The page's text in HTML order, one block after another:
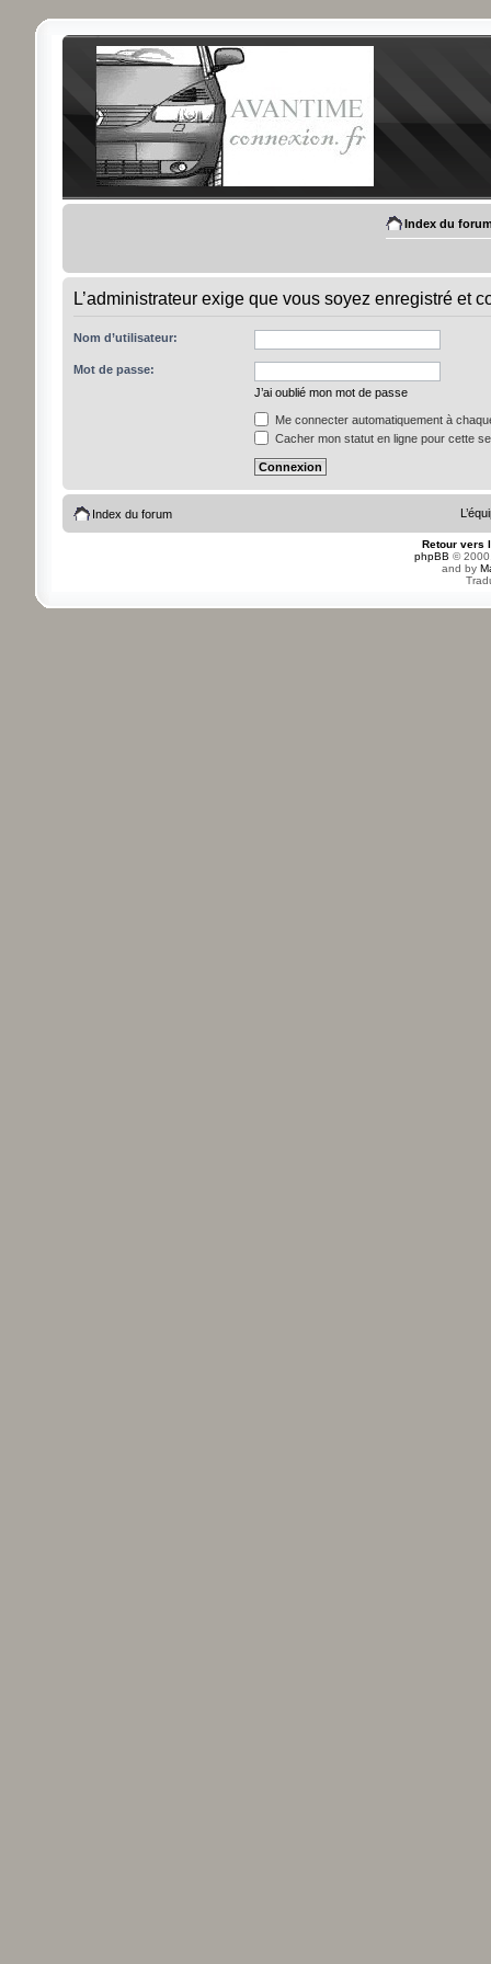
Index du
L’administrateur exige que vous soyez enregistré et
Nom d’utilisateur:
Mot de passe:
J’ai oublié mon mot de passe
Me connecter automatiquement à
Cacher mon statut en ligne pour cette
Index du forum
Retour vers
phpBB ©
and by